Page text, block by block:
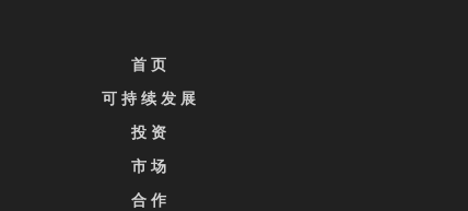
首 页
可 持 续 发 展
投 资
市 场
合 作